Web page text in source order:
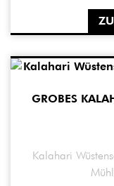
GROBES
Kalahari